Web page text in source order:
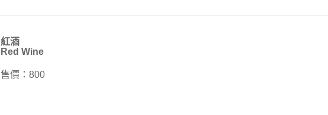
紅酒
Red Wine
售價：800